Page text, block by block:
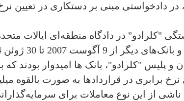
6 بانک کانادایی، در دادخواستی مبنی بر
"کلرادو" در دادگاه منطقه‌ای ایالات
نرخ برابری دلار را دستکاری کرده‌اند.
پلیس "کلرادو"، بانک ها امیدوار بودند که
نرخ برابری در قرارداد‌ها ‌به صورت بالقوه
از این نوع معاملات برای